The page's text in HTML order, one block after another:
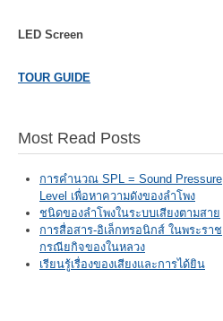
LED Screen
TOUR GUIDE
Most Read Posts
การคำนวณ SPL = Sound Pressure
Level เพื่อหาความดังของลำโพง
ชนิดของลำโพงในระบบเสียงตามสาย
การสื่อสาร-อิเล็กทรอนิกส์ ในพระราช
กรณียกิจของในหลวง
เรียนรู้เรื่องของเสียงและการได้ยิน